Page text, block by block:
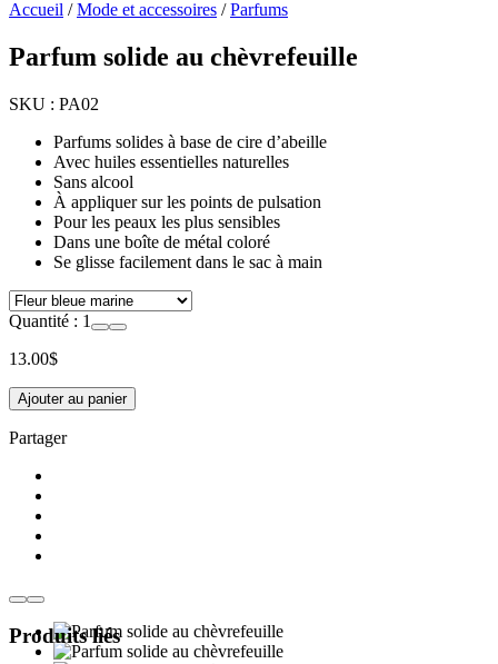
Accueil /Mode et accessoires /Parfums
Parfum solide au chèvrefeuille
SKU : PA02
Parfums solides à base de cire d’abeille
Avec huiles essentielles naturelles
Sans alcool
À appliquer sur les points de pulsation
Pour les peaux les plus sensibles
Dans une boîte de métal coloré
Se glisse facilement dans le sac à main
Quantité : 1
13.00$
Ajouter au panier
Partager
Produits liés